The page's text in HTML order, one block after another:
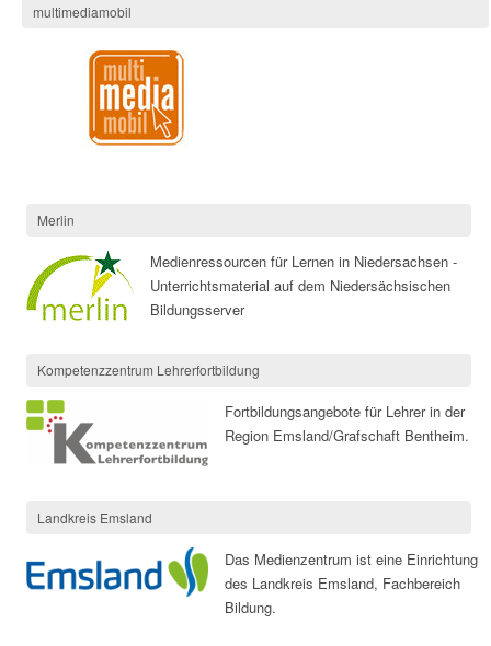
multimediamobil
Merlin
Medienressourcen für Lernen in Niedersachsen -
Unterrichtsmaterial auf dem Niedersächsischen
Bildungsserver
Kompetenzzentrum Lehrerfortbildung
Fortbildungsangebote für Lehrer in der
Region Emsland/Grafschaft Bentheim.
Landkreis Emsland
Das Medienzentrum ist eine Einrichtung
des Landkreis Emsland, Fachbereich
Bildung.